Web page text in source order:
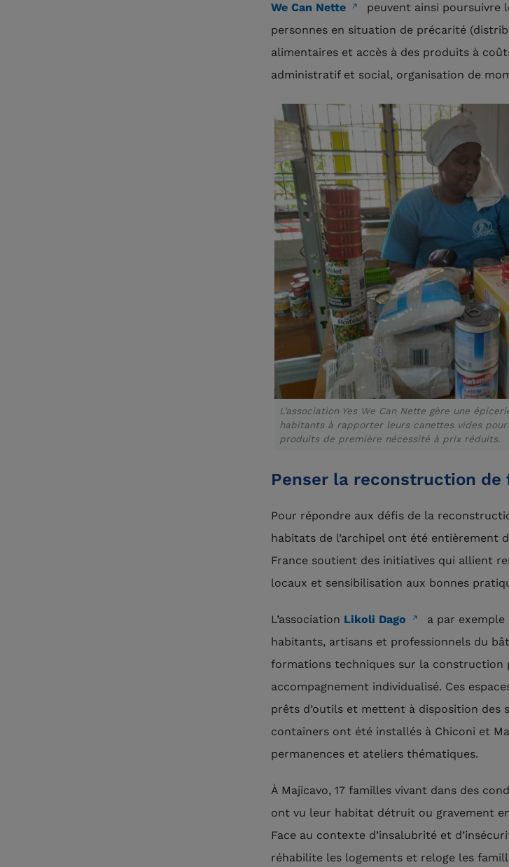
We Can Nette
peuvent ainsi poursuivre
personnes en situation de précarité
alimentaires et accès à des produits à
administratif et social, organisation de
L’association Yes We Can Nette gère une
habitants à rapporter leurs canettes vides
produits de première nécessité à prix réduits.
Penser la reconstruction de
Pour répondre aux défis de la
habitats de l’archipel ont été entièrement
France soutient des initiatives qui allient
locaux et sensibilisation aux bonnes
L’association Likoli Dago
a par exemple
habitants, artisans et professionnels du
formations techniques sur la construction
accompagnement individualisé. Ces
prêts d’outils et mettent à disposition des
containers ont été installés à Chiconi et
permanences et ateliers thématiques.
À Majicavo, 17 familles vivant dans des
ont vu leur habitat détruit ou gravement
Face au contexte d’insalubrité et
réhabilite les logements et reloge les